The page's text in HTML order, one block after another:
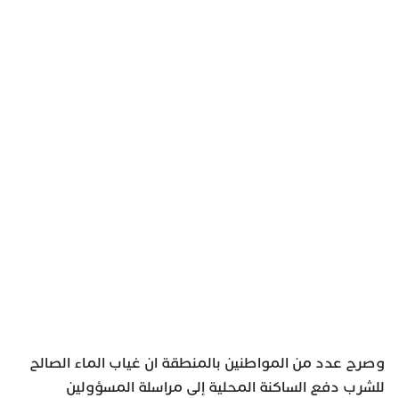
وصرح عدد من المواطنين بالمنطقة ان غياب الماء الصالح
للشرب دفع الساكنة المحلية إلى مراسلة المسؤولين